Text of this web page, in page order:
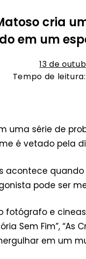
Matoso
em um
13 de
Tempo de
uma série de
é vetado pela
pode ser
fotógrafo e
Sem Fim”,
em um